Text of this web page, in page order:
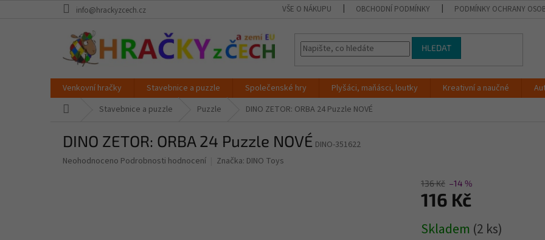
info@hrackyzcech.cz VŠE O NÁKUPU OBCHODNÍ PODMÍNKY PODMÍNKY OCHRANY
HLEDAT
Venkovní hračky Stavebnice a puzzle Společenské hry Plyšáci, maňásci, loutky Kreativní a naučné
Stavebnice a puzzle Puzzle DINO ZETOR: ORBA 24 Puzzle NOVÉ
DINO ZETOR: ORBA 24 Puzzle NOVÉ DINO-351622
Průměrné
Neohodnoceno Podrobnosti hodnocení Značka: DINO Toys
136 Kč –14 %
116 Kč
cena:
Skladem (2 ks)